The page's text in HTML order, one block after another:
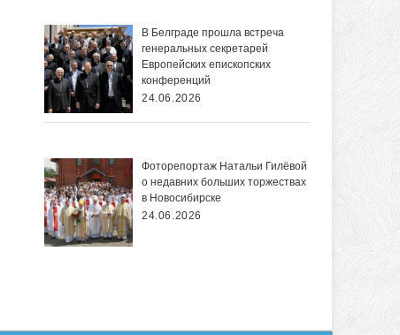
В Белграде прошла встреча
генеральных секретарей
Европейских епископских
конференций
24.06.2026
Фоторепортаж Натальи Гилёвой
о недавних больших торжествах
в Новосибирске
24.06.2026